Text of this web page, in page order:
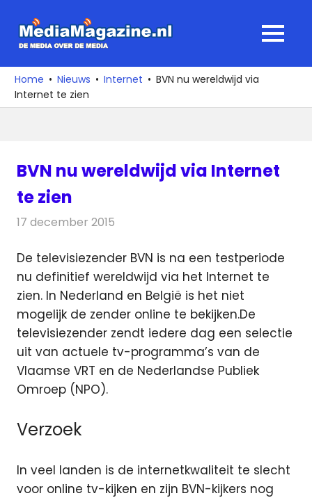
naar
media
over
de
MENU
Home Nieuws Internet
BVN nu wereldwijd via
Internet te zien
BVN nu wereldwijd via Internet
te zien
17 december 2015
De televisiezender BVN is na een testperiode
nu definitief wereldwijd via het Internet te
zien. In Nederland en België is het niet
mogelijk de zender online te bekijken.De
televisiezender zendt iedere dag een selectie
uit van actuele tv-programma’s van de
Vlaamse VRT en de Nederlandse Publiek
Omroep (NPO).
Verzoek
In veel landen is de internetkwaliteit te slecht
voor online tv-kijken en zijn BVN-kijkers nog